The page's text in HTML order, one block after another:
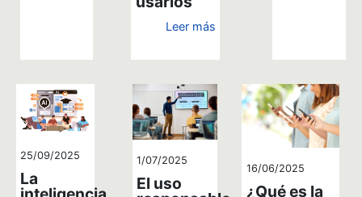
Leer más
25/09/2025
La
1/07/2025
El uso
16/06/2025
¿Qué es la